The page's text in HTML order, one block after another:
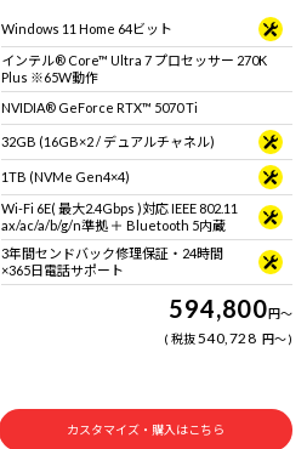
Windows 11 Home 64ビット
インテル® Core™ Ultra 7 プロセッサー 270K
Plus ※65W動作
NVIDIA® GeForce RTX™ 5070 Ti
32GB (16GB×2 / デュアルチャネル)
1TB (NVMe Gen4×4)
Wi-Fi 6E( 最大2.4Gbps )対応 IEEE 802.11
ax/ac/a/b/g/n準拠 ＋ Bluetooth 5内蔵
3年間センドバック修理保証・24時間
×365日電話サポート
594,800円～
税抜540,728 円～
カスタマイズ・購入はこちら